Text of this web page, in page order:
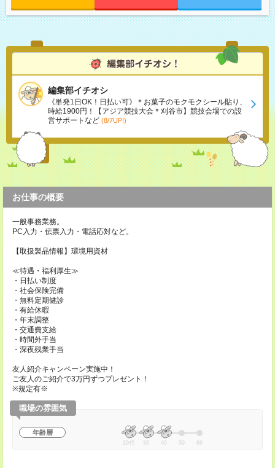
編集部イチオシ
《単発1日OK！日払い可》＊お菓子のモクモクシール貼り、
時給1900円！【アジア競技大会＊刈谷市】競技会場での設
営サポートなど (8/7UP!)
お仕事の概要
一般事務業務。
PC入力・伝票入力・電話応対など。
【取扱製品情報】環境用資材
≪待遇・福利厚生≫
・日払い制度
・社会保険完備
・無料定期健診
・有給休暇
・年末調整
・交通費支給
・時間外手当
・深夜残業手当
友人紹介キャンペーン実施中！
ご友人のご紹介で3万円ずつプレゼント！
※規定有※
職場の雰囲気
年齢層
20代 30 40 50 60